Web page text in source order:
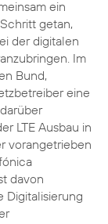
ein
getan,
der digitalen
Im
Bund,
eine
LTE Ausbau in
vorangetrieben
davon
Digitalisierung